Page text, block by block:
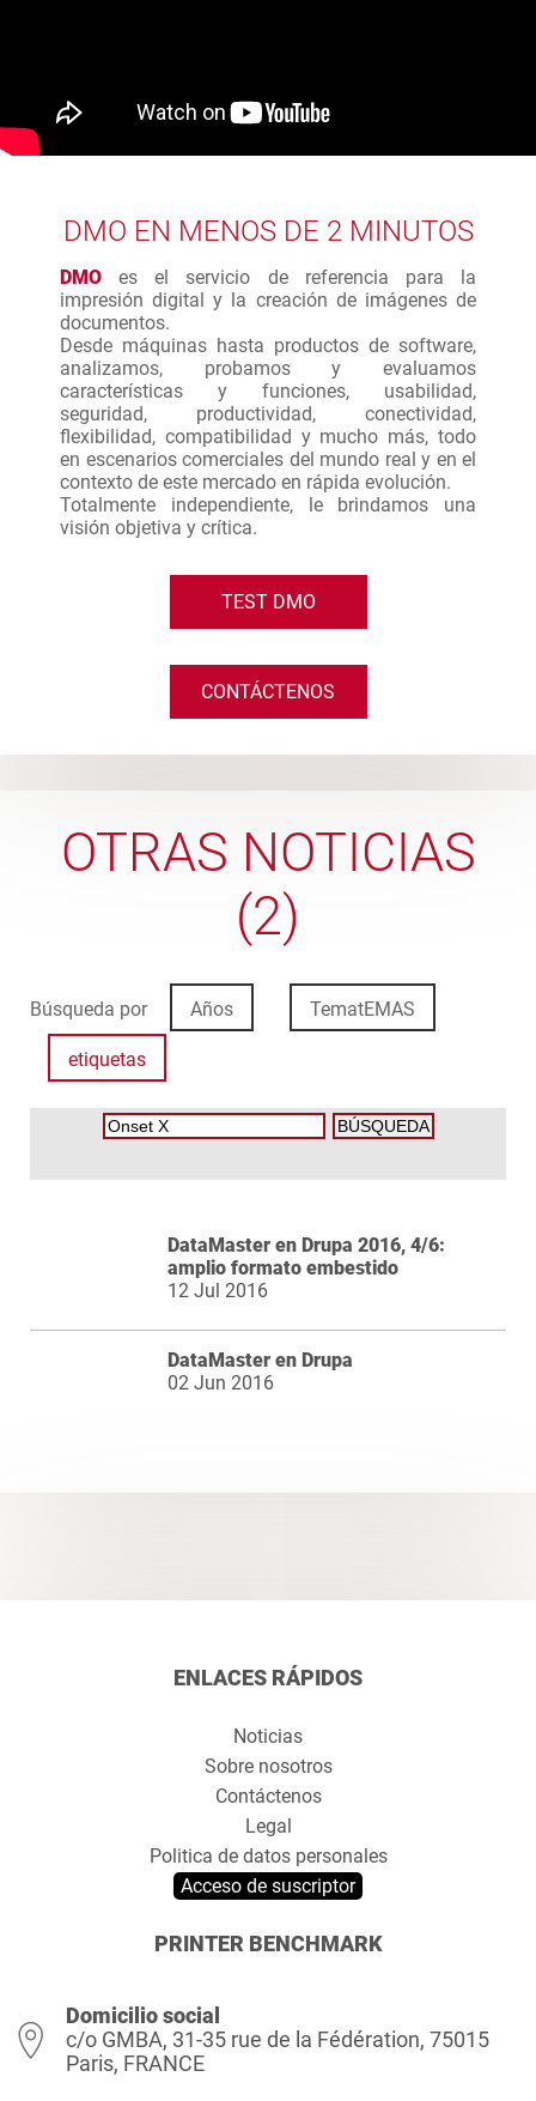
DMO EN MENOS DE 2 MINUTOS
DMO es el servicio de referencia para la
impresión digital y la creación de imágenes de
documentos.
Desde máquinas hasta productos de software,
analizamos, probamos y evaluamos
características y funciones, usabilidad,
seguridad, productividad, conectividad,
flexibilidad, compatibilidad y mucho más, todo
en escenarios comerciales del mundo real y en el
contexto de este mercado en rápida evolución.
Totalmente independiente, le brindamos una
visión objetiva y crítica.
TEST DMO
CONTÁCTENOS
OTRAS NOTICIAS
(2)
Búsqueda por Años TematEMAS
etiquetas
DataMaster en Drupa 2016, 4/6:
amplio formato embestido
12 Jul 2016
DataMaster en Drupa
02 Jun 2016
ENLACES RÁPIDOS
Noticias
Sobre nosotros
Contáctenos
Legal
Politica de datos personales
Acceso de suscriptor
PRINTER BENCHMARK
Domicilio social
c/o GMBA, 31-35 rue de la Fédération, 75015
Paris, FRANCE